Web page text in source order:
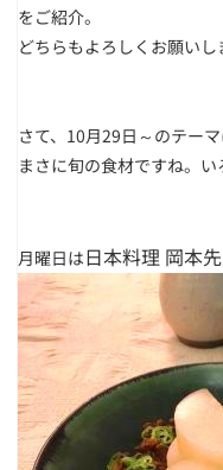
をご紹介。
どちらもよろしくお願いし
さて、10月29日～のテー
まさに旬の食材ですね。い
月曜日は日本料理 岡本